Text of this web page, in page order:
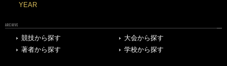
YEAR
ARCHIVE
競技から探す
大会から探す
著者から探す
学校から探す